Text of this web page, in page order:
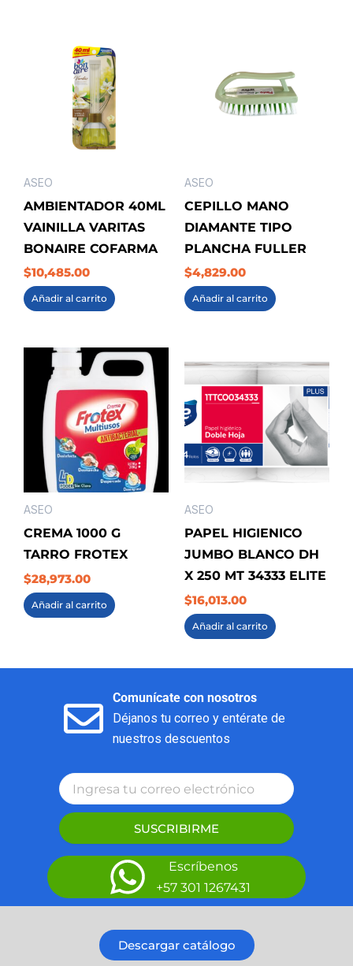
ASEO
AMBIENTADOR 40ML
VAINILLA VARITAS
BONAIRE COFARMA
$10,485.00
Añadir al carrito
ASEO
CEPILLO MANO
DIAMANTE TIPO
PLANCHA FULLER
$4,829.00
Añadir al carrito
ASEO
CREMA 1000 G
TARRO FROTEX
$28,973.00
Añadir al carrito
ASEO
PAPEL HIGIENICO
JUMBO BLANCO DH
X 250 MT 34333 ELITE
$16,013.00
Añadir al carrito
Comunícate con nosotros
Déjanos tu correo y entérate de
nuestros descuentos
SUSCRIBIRME
Escríbenos
+57 301 1267431
Descargar catálogo